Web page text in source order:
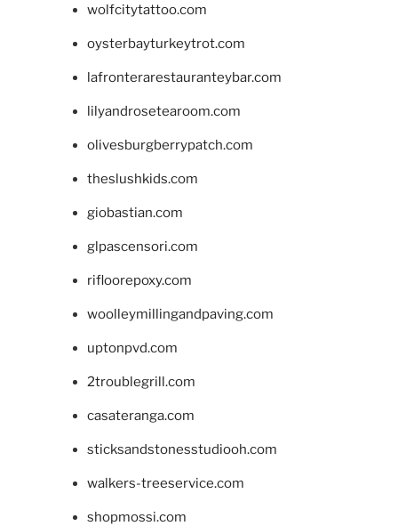
wolfcitytattoo.com
oysterbayturkeytrot.com
lafronterarestauranteybar.com
lilyandrosetearoom.com
olivesburgberrypatch.com
theslushkids.com
giobastian.com
glpascensori.com
rifloorepoxy.com
woolleymillingandpaving.com
uptonpvd.com
2troublegrill.com
casateranga.com
sticksandstonesstudiooh.com
walkers-treeservice.com
shopmossi.com